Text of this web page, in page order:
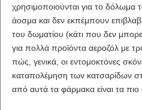
χρησιμοποιούνται για το δόλωμα
άοσμα και δεν εκπέμπουν
του δωματίου (κάτι που δεν
για πολλά προϊόντα αεροζόλ με
πώς, γενικά, οι εντομοκτόνες
καταπολέμηση των κατσαρίδων
από αυτά τα φάρμακα είναι τα πιο